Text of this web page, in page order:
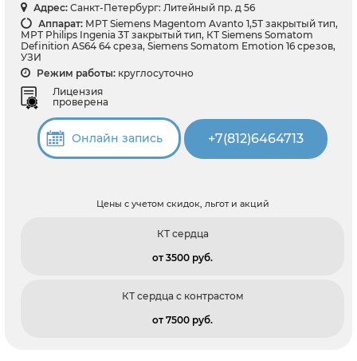
Адрес: Санкт-Петербург: Литейный пр. д 56
Аппарат: МРТ Siemens Magentom Avanto 1,5Т закрытый тип,
МРТ Philips Ingenia 3Т закрытый тип, КТ Siemens Somatom
Definition AS64 64 среза, Siemens Somatom Emotion 16 срезов,
УЗИ
Режим работы: круглосуточно
Лицензия
проверена
Онлайн запись +7(812)6464713
Цены с учетом скидок, льгот и акций
КТ сердца
от 3500 pуб.
КТ сердца с контрастом
от 7500 pуб.